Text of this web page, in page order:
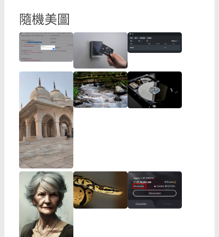
隨機美圖